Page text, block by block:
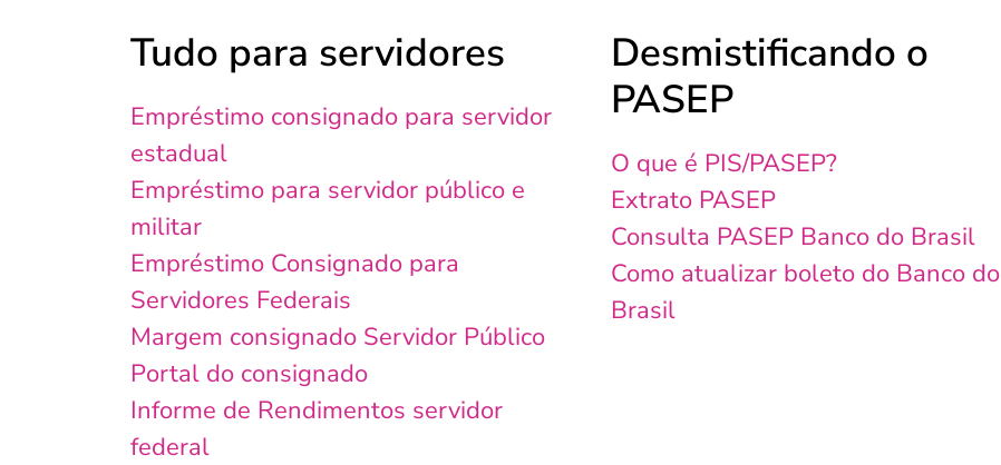
Tudo para servidores
Empréstimo consignado para servidor
estadual
Empréstimo para servidor público e
militar
Empréstimo Consignado para
Servidores Federais
Margem consignado Servidor Público
Portal do consignado
Informe de Rendimentos servidor
federal
Desmistificando o
PASEP
O que é PIS/PASEP?
Extrato PASEP
Consulta PASEP Banco do Brasil
Como atualizar boleto do Banco do
Brasil